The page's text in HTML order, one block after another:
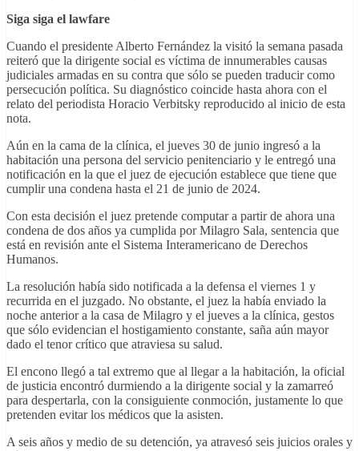
Siga siga el lawfare
Cuando el presidente Alberto Fernández la visitó la semana pasada
reiteró que la dirigente social es víctima de innumerables causas
judiciales armadas en su contra que sólo se pueden traducir como
persecución política. Su diagnóstico coincide hasta ahora con el
relato del periodista Horacio Verbitsky reproducido al inicio de esta
nota.
Aún en la cama de la clínica, el jueves 30 de junio ingresó a la
habitación una persona del servicio penitenciario y le entregó una
notificación en la que el juez de ejecución establece que tiene que
cumplir una condena hasta el 21 de junio de 2024.
Con esta decisión el juez pretende computar a partir de ahora una
condena de dos años ya cumplida por Milagro Sala, sentencia que
está en revisión ante el Sistema Interamericano de Derechos
Humanos.
La resolución había sido notificada a la defensa el viernes 1 y
recurrida en el juzgado. No obstante, el juez la había enviado la
noche anterior a la casa de Milagro y el jueves a la clínica, gestos
que sólo evidencian el hostigamiento constante, saña aún mayor
dado el tenor crítico que atraviesa su salud.
El encono llegó a tal extremo que al llegar a la habitación, la oficial
de justicia encontró durmiendo a la dirigente social y la zamarreó
para despertarla, con la consiguiente conmoción, justamente lo que
pretenden evitar los médicos que la asisten.
A seis años y medio de su detención, ya atravesó seis juicios orales y